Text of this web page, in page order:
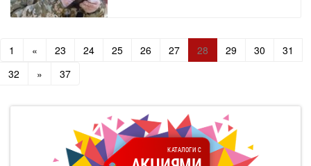
1 « 23 24 25 26 27 28 29 30
31
32
» 37
КАТАЛОГИ С